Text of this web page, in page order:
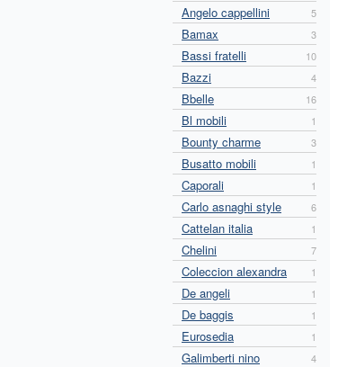
Angelo cappellini 5
Bamax 3
Bassi fratelli 10
Bazzi 4
Bbelle 16
Bl mobili 1
Bounty charme 3
Busatto mobili 1
Caporali 1
Carlo asnaghi style 6
Cattelan italia 1
Chelini 7
Coleccion alexandra 1
De angeli 1
De baggis 1
Eurosedia 1
Galimberti nino 4